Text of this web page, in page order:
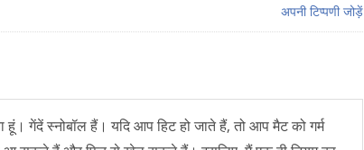
अपनी टिप्पणी जोड़ें
गेंदें स्नोबॉल हैं। यदि आप हिट हो जाते हैं, तो आप मैट को गर्म